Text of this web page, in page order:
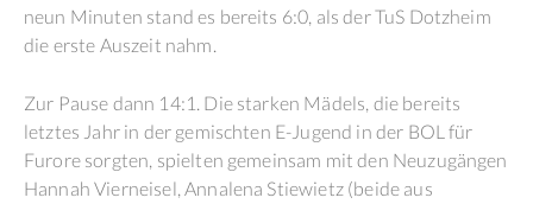
neun Minuten stand es bereits 6:0, als der TuS Dotzheim
die erste Auszeit nahm.
Zur Pause dann 14:1. Die starken Mädels, die bereits
letztes Jahr in der gemischten E-Jugend in der BOL für
Furore sorgten, spielten gemeinsam mit den Neuzugängen
Hannah Vierneisel, Annalena Stiewietz (beide aus